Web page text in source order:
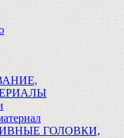
ГОЛОВКИ,